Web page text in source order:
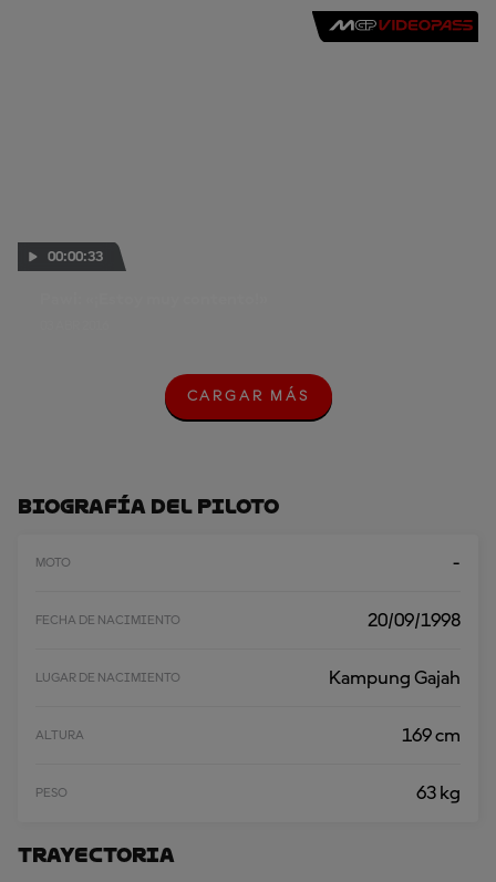
00:00:33
C
A
R
M
CARGAR MÁS
Biografía Del Piloto
MOTO -
FECHA DE NACIMIENTO 20/09/1998
LUGAR DE NACIMIENTO Kampung Gajah
ALTURA 169 cm
PESO 63 kg
Trayectoria